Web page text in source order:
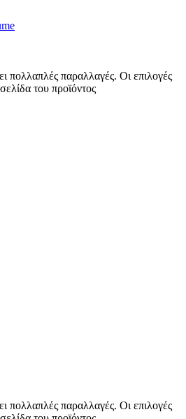
πολλαπλές παραλλαγές. Οι επιλογές
του προϊόντος
πολλαπλές παραλλαγές. Οι επιλογές